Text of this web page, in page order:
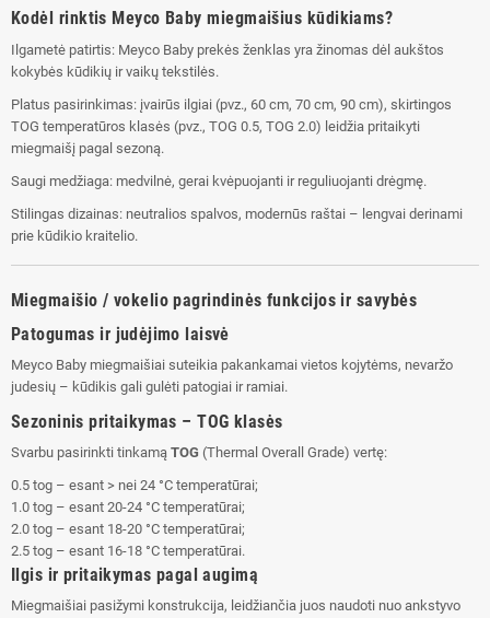
Kodėl rinktis Meyco Baby miegmaišius kūdikiams?
Ilgametė patirtis: Meyco Baby prekės ženklas yra žinomas dėl aukštos
kokybės kūdikių ir vaikų tekstilės.
Platus pasirinkimas: įvairūs ilgiai (pvz., 60 cm, 70 cm, 90 cm), skirtingos
TOG temperatūros klasės (pvz., TOG 0.5, TOG 2.0) leidžia pritaikyti
miegmaišį pagal sezoną.
Saugi medžiaga: medvilnė, gerai kvėpuojanti ir reguliuojanti drėgmę.
Stilingas dizainas: neutralios spalvos, modernūs raštai – lengvai derinami
prie kūdikio kraitelio.
Miegmaišio / vokelio pagrindinės funkcijos ir savybės
Patogumas ir judėjimo laisvė
Meyco Baby miegmaišiai suteikia pakankamai vietos kojytėms, nevaržo
judesių – kūdikis gali gulėti patogiai ir ramiai.
Sezoninis pritaikymas – TOG klasės
Svarbu pasirinkti tinkamą TOG (Thermal Overall Grade) vertę:
0.5 tog – esant > nei 24 °C temperatūrai;
1.0 tog – esant 20-24 °C temperatūrai;
2.0 tog – esant 18-20 °C temperatūrai;
2.5 tog – esant 16-18 °C temperatūrai.
Ilgis ir pritaikymas pagal augimą
Miegmaišiai pasižymi konstrukcija, leidžiančia juos naudoti nuo ankstyvo